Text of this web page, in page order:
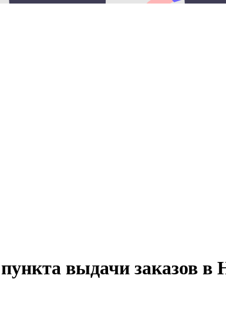
выдачи заказов в